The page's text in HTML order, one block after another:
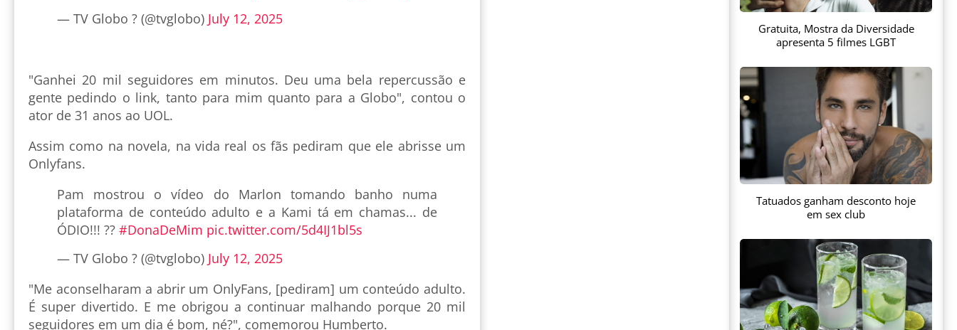
— TV Globo ? (@tvglobo) July 12, 2025
"Ganhei 20 mil seguidores em minutos. Deu uma bela repercussão e
gente pedindo o link, tanto para mim quanto para a Globo", contou o
ator de 31 anos ao UOL.
Assim como na novela, na vida real os fãs pediram que ele abrisse um
Onlyfans.
Pam mostrou o vídeo do Marlon tomando banho numa
plataforma de conteúdo adulto e a Kami tá em chamas... de
ÓDIO!!! ?? #DonaDeMim pic.twitter.com/5d4IJ1bl5s
— TV Globo ? (@tvglobo) July 12, 2025
"Me aconselharam a abrir um OnlyFans, [pediram] um conteúdo adulto.
É super divertido. E me obrigou a continuar malhando porque 20 mil
seguidores em um dia é bom, né?", comemorou Humberto.
Gratuita, Mostra da Diversidade
apresenta 5 filmes LGBT
Tatuados ganham desconto hoje
em sex club